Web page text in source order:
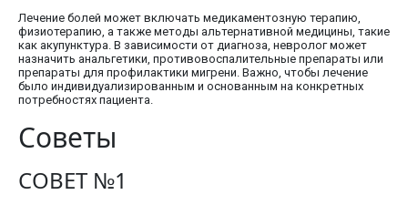
Лечение болей может включать медикаментозную терапию,
физиотерапию, а также методы альтернативной медицины, такие
как акупунктура. В зависимости от диагноза, невролог может
назначить анальгетики, противовоспалительные препараты или
препараты для профилактики мигрени. Важно, чтобы лечение
было индивидуализированным и основанным на конкретных
потребностях пациента.
Советы
СОВЕТ №1